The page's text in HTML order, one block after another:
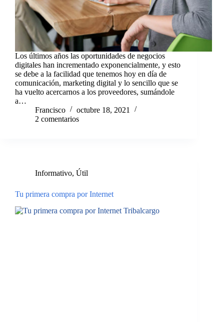
Los últimos años las oportunidades de negocios
digitales han incrementado exponencialmente, y esto
se debe a la facilidad que tenemos hoy en día de
comunicación, marketing digital y lo sencillo que se
ha vuelto acercarnos a los proveedores, sumándole
a…
Francisco
octubre 18, 2021
2 comentarios
Informativo, Útil
Tu primera compra por Internet